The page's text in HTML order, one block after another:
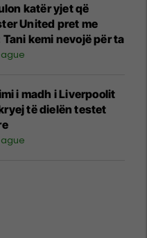
katër yjet që
United pret me
kemi nevojë për ta
i madh i Liverpoolit
të dielën testet